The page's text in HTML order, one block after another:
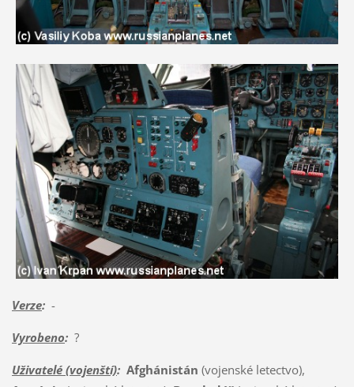
Verze:-
Vyrobeno:?
Uživatelé (vojenští): Afghánistán (vojenské letectvo),